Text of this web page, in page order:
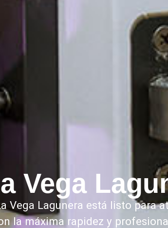
Vega
Vega Lagunera está listo para
la máxima rapidez y